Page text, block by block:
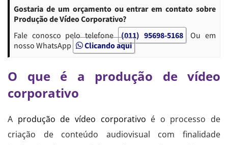
Gostaria de um orçamento ou entrar em contato sobre
Produção de Vídeo Corporativo?
Fale conosco pelo telefone (011) 95698-5168
Ou em
nosso WhatsApp
Clicando aqui
O que é a produção de vídeo
corporativo
A produção de vídeo corporativo é o processo de
criação de conteúdo audiovisual com finalidade